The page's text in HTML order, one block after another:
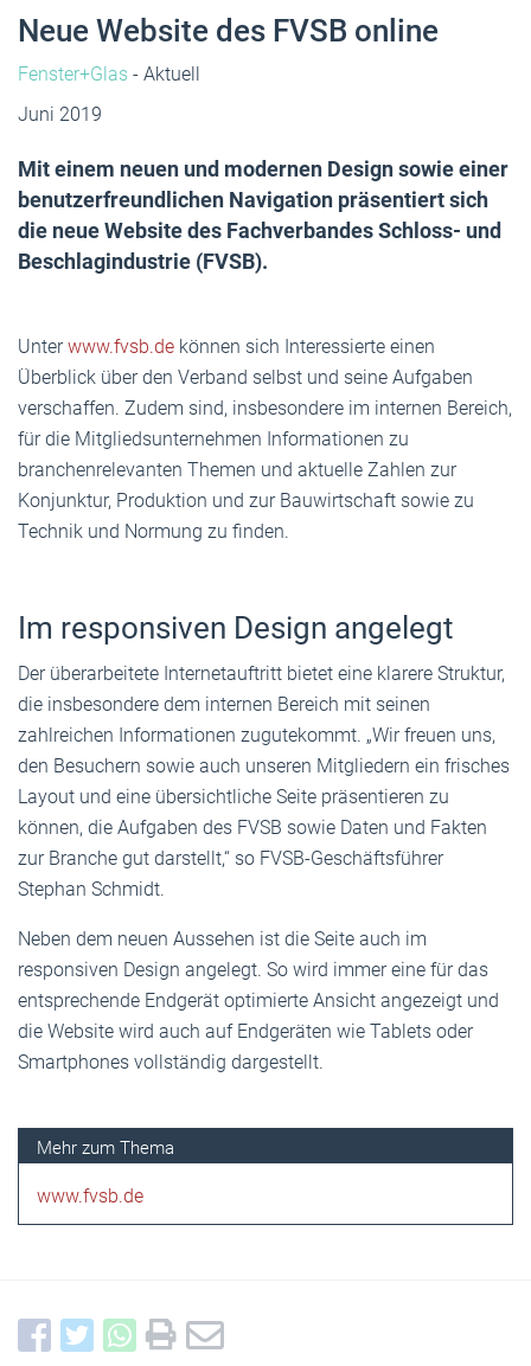
Neue Website des FVSB online
Fenster+Glas - Aktuell
Juni 2019
Mit einem neuen und modernen Design sowie einer
benutzerfreundlichen Navigation präsentiert sich
die neue Website des Fachverbandes Schloss- und
Beschlagindustrie (FVSB).
Unterwww.fvsb.de können sich Interessierte einen
Überblick über den Verband selbst und seine Aufgaben
verschaffen. Zudem sind, insbesondere im internen Bereich,
für die Mitgliedsunternehmen Informationen zu
branchenrelevanten Themen und aktuelle Zahlen zur
Konjunktur, Produktion und zur Bauwirtschaft sowie zu
Technik und Normung zu finden.
Im responsiven Design angelegt
Der überarbeitete Internetauftritt bietet eine klarere Struktur,
die insbesondere dem internen Bereich mit seinen
zahlreichen Informationen zugutekommt. „Wir freuen uns,
den Besuchern sowie auch unseren Mitgliedern ein frisches
Layout und eine übersichtliche Seite präsentieren zu
können, die Aufgaben des FVSB sowie Daten und Fakten
zur Branche gut darstellt,“ so FVSB-Geschäftsführer
Stephan Schmidt.
Neben dem neuen Aussehen ist die Seite auch im
responsiven Design angelegt. So wird immer eine für das
entsprechende Endgerät optimierte Ansicht angezeigt und
die Website wird auch auf Endgeräten wie Tablets oder
Smartphones vollständig dargestellt.
www.fvsb.de